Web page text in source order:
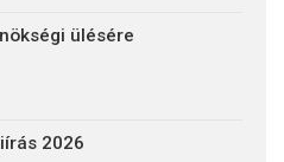
ülésére
2026